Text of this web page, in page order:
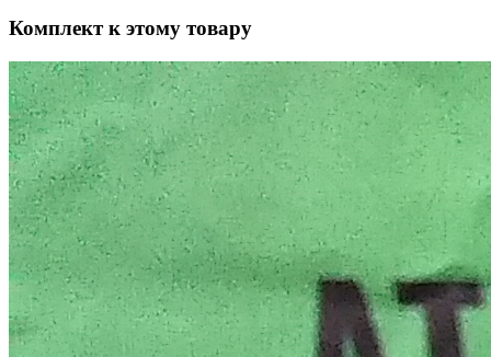
Комплект к этому товару